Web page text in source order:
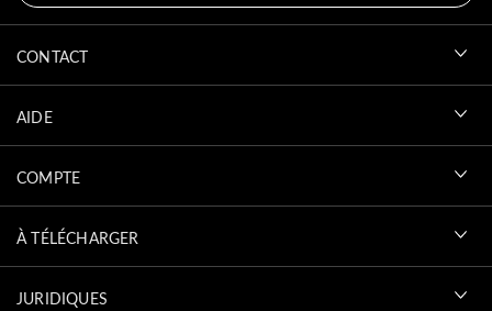
CONTACT
AIDE
COMPTE
À TÉLÉCHARGER
JURIDIQUES